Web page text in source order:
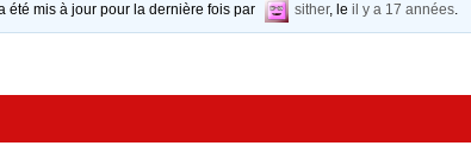
été mis à jour pour la dernière fois par sither, leil y a 17 années.